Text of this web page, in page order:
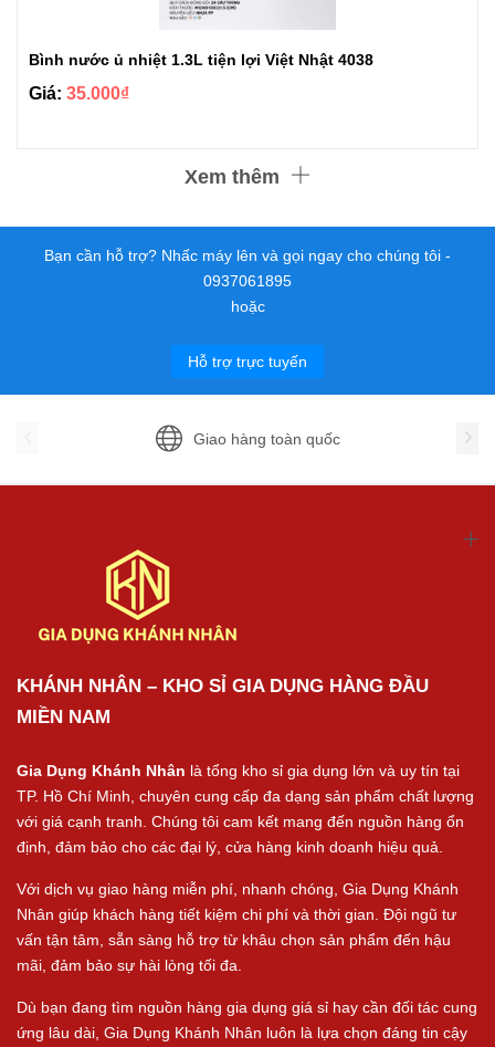
Bình nước ủ nhiệt 1.3L tiện lợi Việt Nhật 4038
Giá: 35.000₫
Xem thêm
Bạn cần hỗ trợ? Nhấc máy lên và gọi ngay cho chúng tôi -
0937061895
hoặc
Hỗ trợ trực tuyến
Giao hàng toàn quốc
KHÁNH NHÂN – KHO SỈ GIA DỤNG HÀNG ĐẦU
MIỀN NAM
Gia Dụng Khánh Nhân là tổng kho sỉ gia dụng lớn và uy tín tại
TP. Hồ Chí Minh, chuyên cung cấp đa dạng sản phẩm chất lượng
với giá cạnh tranh. Chúng tôi cam kết mang đến nguồn hàng ổn
định, đảm bảo cho các đại lý, cửa hàng kinh doanh hiệu quả.
Với dịch vụ giao hàng miễn phí, nhanh chóng, Gia Dụng Khánh
Nhân giúp khách hàng tiết kiệm chi phí và thời gian. Đội ngũ tư
vấn tận tâm, sẵn sàng hỗ trợ từ khâu chọn sản phẩm đến hậu
mãi, đảm bảo sự hài lòng tối đa.
Dù bạn đang tìm nguồn hàng gia dụng giá sỉ hay cần đối tác cung
ứng lâu dài, Gia Dụng Khánh Nhân luôn là lựa chọn đáng tin cậy